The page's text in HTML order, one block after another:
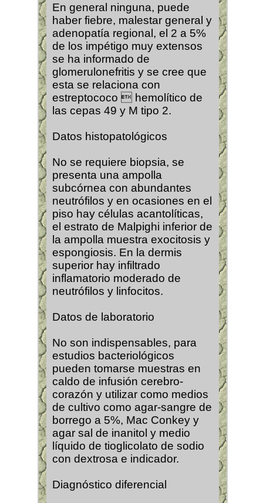
En general ninguna, puede
haber fiebre, malestar general y
adenopatía regional, el 2 a 5%
de los impétigo muy extensos
se ha informado de
glomerulonefritis y se cree que
esta se relaciona con
estreptococo  hemolítico de
las cepas 49 y M tipo 2.
Datos histopatológicos
No se requiere biopsia, se
presenta una ampolla
subcórnea con abundantes
neutrófilos y en ocasiones en el
piso hay células acantolíticas,
el estrato de Malpighi inferior de
la ampolla muestra exocitosis y
espongiosis. En la dermis
superior hay infiltrado
inflamatorio moderado de
neutrófilos y linfocitos.
Datos de laboratorio
No son indispensables, para
estudios bacteriológicos
pueden tomarse muestras en
caldo de infusión cerebro-
corazón y utilizar como medios
de cultivo como agar-sangre de
borrego a 5%, Mac Conkey y
agar sal de inanitol y medio
líquido de tioglicolato de sodio
con dextrosa e indicador.
Diagnóstico diferencial